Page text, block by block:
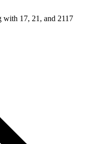
with 17, 21, and 2117